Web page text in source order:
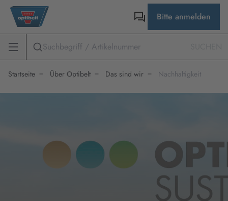
Bitte anmelden
Startseite Über Optibelt Das sind wir Nachhaltigkeit